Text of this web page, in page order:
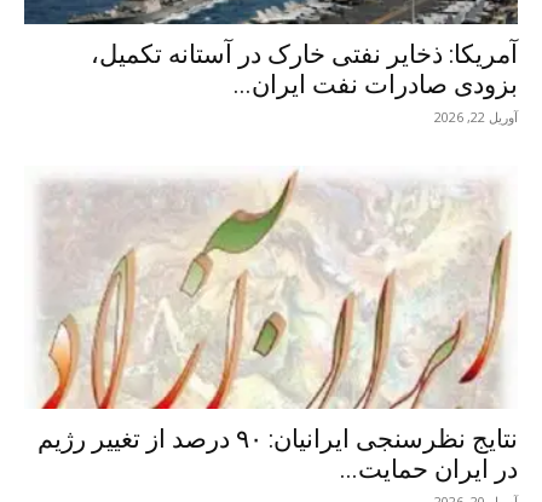
آمریکا: ذخایر نفتی خارک در آستانه تکمیل،
بزودی صادرات نفت ایران...
آوریل 22, 2026
نتایج نظرسنجی ایرانیان: ۹۰ درصد از تغییر رژیم
در ایران حمایت...